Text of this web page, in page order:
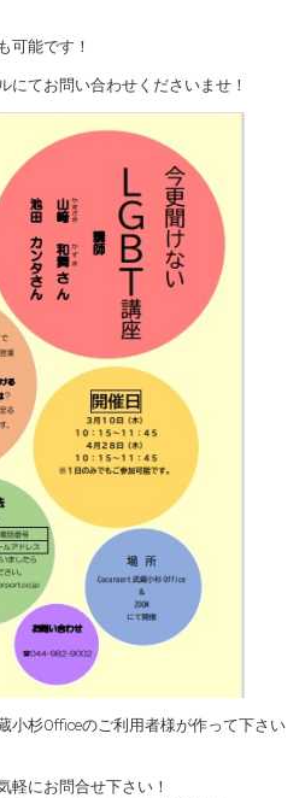
可能です！
にてお問い合わせくださいませ！
小杉Officeのご利用者様が作って下さい
軽にお問合せ下さい！